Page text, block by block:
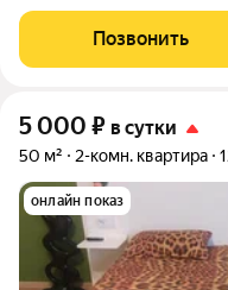
центре города; выходите
Гостинный двор,
Позвонить
5 000 ₽ в сутки
50 м² 2-комн. квартира
онлайн показ